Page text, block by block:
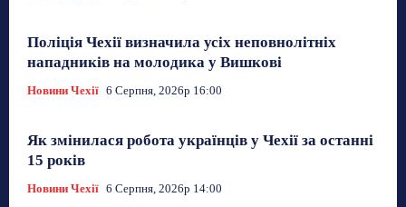
Поліція Чехії визначила усіх неповнолітніх
нападників на молодика у Вишкові
Новини Чехії 6 Серпня, 2026р 16:00
Як змінилася робота українців у Чехії за останні
15 років
Новини Чехії 6 Серпня, 2026р 14:00